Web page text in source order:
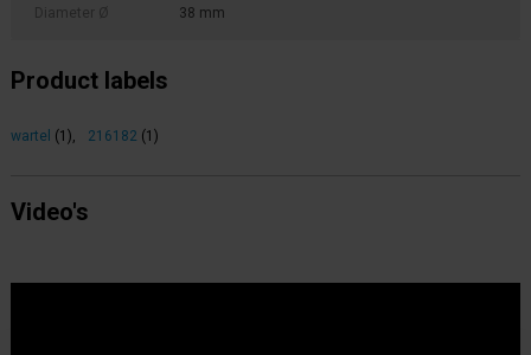
Diameter Ø 38 mm
Product labels
wartel (1), 216182 (1)
Video's